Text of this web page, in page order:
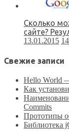
Сколько
сайте?
13.01.2015 14
Свежие записи
Hello World
Как
Commits
Прототипы
Библиотека